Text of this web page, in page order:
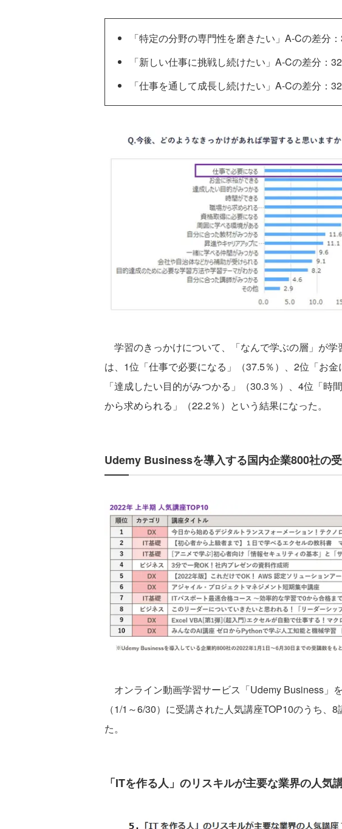
「特定の分野の専門性を磨きたい」A-Cの差分
「新しい仕事に挑戦し続けたい」A-Cの差分：
「仕事を通して成長し続けたい」A-Cの差分：
学習のきっかけについて、「なんで学ぶの層」が
は、1位「仕事で必要になる」（37.5％）、2位「お
「達成したい目的がみつかる」（30.3％）、4位「時
から求められる」（22.2％）という結果になった。
Udemy Businessを導入する国内企業800社の
オンライン動画学習サービス「Udemy Business」
（1/1～6/30）に受講された人気講座TOP10のうち、
た。
「ITを作る人」のリスキルが主要な業界の人気